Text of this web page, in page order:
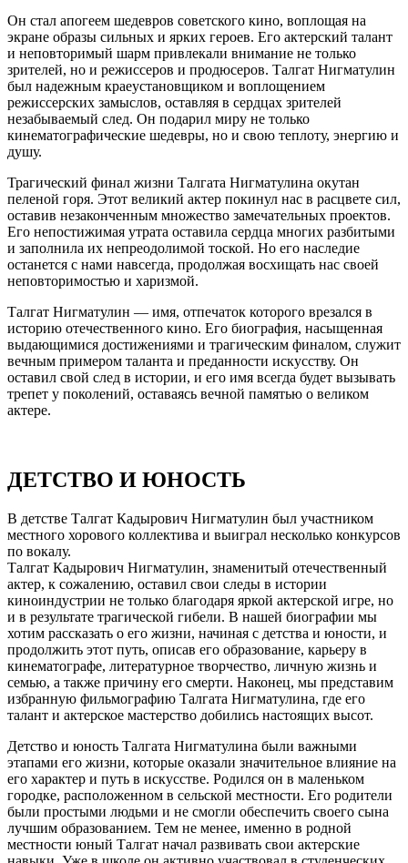
Он стал апогеем шедевров советского кино, воплощая на
экране образы сильных и ярких героев. Его актерский талант
и неповторимый шарм привлекали внимание не только
зрителей, но и режиссеров и продюсеров. Талгат Нигматулин
был надежным краеустановщиком и воплощением
режиссерских замыслов, оставляя в сердцах зрителей
незабываемый след. Он подарил миру не только
кинематографические шедевры, но и свою теплоту, энергию и
душу.
Трагический финал жизни Талгата Нигматулина окутан
пеленой горя. Этот великий актер покинул нас в расцвете сил,
оставив незаконченным множество замечательных проектов.
Его непостижимая утрата оставила сердца многих разбитыми
и заполнила их непреодолимой тоской. Но его наследие
останется с нами навсегда, продолжая восхищать нас своей
неповторимостью и харизмой.
Талгат Нигматулин — имя, отпечаток которого врезался в
историю отечественного кино. Его биография, насыщенная
выдающимися достижениями и трагическим финалом, служит
вечным примером таланта и преданности искусству. Он
оставил свой след в истории, и его имя всегда будет вызывать
трепет у поколений, оставаясь вечной памятью о великом
актере.
ДЕТСТВО И ЮНОСТЬ
В детстве Талгат Кадырович Нигматулин был участником
местного хорового коллектива и выиграл несколько конкурсов
по вокалу.
Талгат Кадырович Нигматулин, знаменитый отечественный
актер, к сожалению, оставил свои следы в истории
киноиндустрии не только благодаря яркой актерской игре, но
и в результате трагической гибели. В нашей биографии мы
хотим рассказать о его жизни, начиная с детства и юности, и
продолжить этот путь, описав его образование, карьеру в
кинематографе, литературное творчество, личную жизнь и
семью, а также причину его смерти. Наконец, мы представим
избранную фильмографию Талгата Нигматулина, где его
талант и актерское мастерство добились настоящих высот.
Детство и юность Талгата Нигматулина были важными
этапами его жизни, которые оказали значительное влияние на
его характер и путь в искусстве. Родился он в маленьком
городке, расположенном в сельской местности. Его родители
были простыми людьми и не смогли обеспечить своего сына
лучшим образованием. Тем не менее, именно в родной
местности юный Талгат начал развивать свои актерские